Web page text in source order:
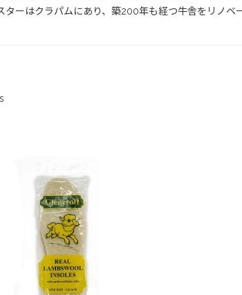
ターはクラパムにあり、築200年も経つ牛舎をリノ